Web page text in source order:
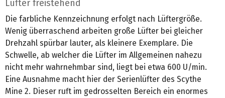
Lüfter freistehend
Die farbliche Kennzeichnung erfolgt nach Lüftergröße.
Wenig überraschend arbeiten große Lüfter bei gleicher
Drehzahl spürbar lauter, als kleinere Exemplare. Die
Schwelle, ab welcher die Lüfter im Allgemeinen nahezu
nicht mehr wahrnehmbar sind, liegt bei etwa 600 U/min.
Eine Ausnahme macht hier der Serienlüfter des Scythe
Mine 2. Dieser ruft im gedrosselten Bereich ein enormes